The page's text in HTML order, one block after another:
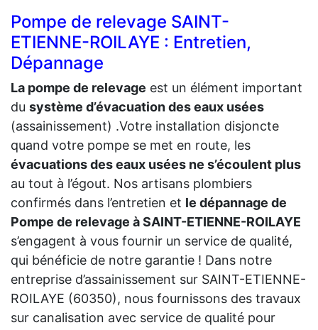
Pompe de relevage SAINT-
ETIENNE-ROILAYE : Entretien,
Dépannage
La pompe de relevage est un élément important
du système d’évacuation des eaux usées
(assainissement) .Votre installation disjoncte
quand votre pompe se met en route, les
évacuations des eaux usées ne s’écoulent plus
au tout à l’égout. Nos artisans plombiers
confirmés dans l’entretien et le dépannage de
Pompe de relevage à SAINT-ETIENNE-ROILAYE
s’engagent à vous fournir un service de qualité,
qui bénéficie de notre garantie ! Dans notre
entreprise d’assainissement sur SAINT-ETIENNE-
ROILAYE (60350), nous fournissons des travaux
sur canalisation avec service de qualité pour